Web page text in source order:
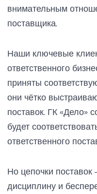
внимательным
поставщика.
Наши ключевые
ответственного
приняты
они чётко
поставок. ГК «Дело»
будет
ответственного
Но цепочки
дисциплину и